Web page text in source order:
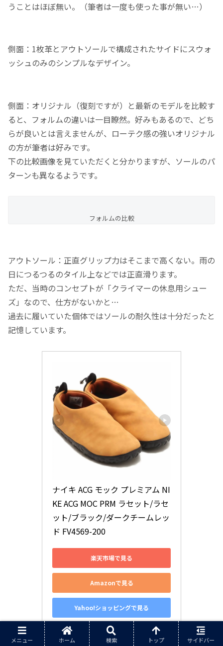
うことはほぼ無い。（筆者は一度も使った事が無い…）
側面：1枚革とアウトソールで構成されたサイドにスウォ
ッシュのみのシンプルなデザイン。
側面：オリジナル（復刻ですが）と最新のモデルを比較す
ると、フォルムの違いは一目瞭然。好みもあるので、どち
らが良いとは言えませんが、ローテク感の強いオリジナル
の方が筆者は好みです。
下の比較画像を見ていただくと分かりますが、ソールのパ
ターンも異なるようです。
フォルムの比較
アウトソール：正直グリップ力はそこまで高くない。雨の
日につるつるのタイル上などでは正直滑ります。
ただ、当時のコンセプトが「クライマーの休息用シュー
ズ」なので、仕方がないかと…
過去に履いていた個体ではソールの耐久性は十分だったと
記憶しています。
ナイキ ACG モック プレミアム NI
KE ACG MOC PRM ラセット/ラセ
ット/ブラック/ダークチームレッ
ド FV4569-200
楽天市場で見る
Amazonで見る
Yahoo!ショッピングで見る
メニュー ホーム 検索 トップ サイドバー